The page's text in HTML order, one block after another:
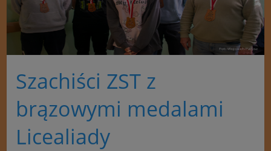
Szachiści ZST z
brązowymi medalami
Licealiady